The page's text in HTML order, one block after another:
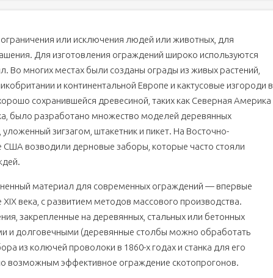
или исключения людей или животных, для
Для изготовления ограждений широко используются
Во многих местах были созданы ограды из живых растений,
и континентальной Европе и кактусовые изгороди в
сохранившейся древесиной, таких как Северная Америка
было разработано множество моделей деревянных
уложенный зигзагом, штакетник и пикет. На Восточно-
США возводили дерновые заборы, которые часто стояли
материал для современных ограждений — впервые
XIX века, с развитием методов массового производства.
закрепленные на деревянных, стальных или бетонных
и долговечными (деревянные столбы можно обработать
из колючей проволоки в 1860-х годах и станка для его
возможным эффективное ограждение скотопрогонов.